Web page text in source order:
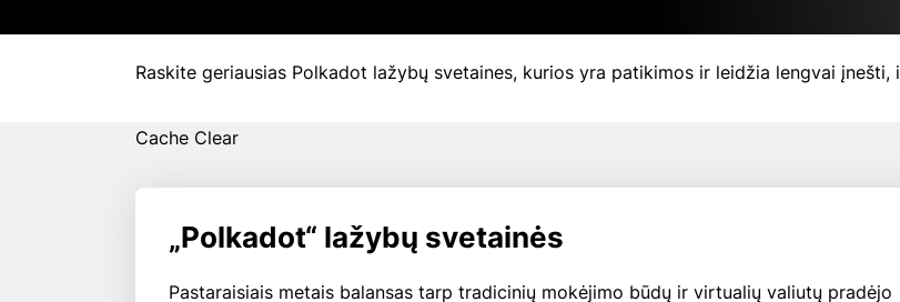
Raskite geriausias Polkadot lažybų svetaines, kurios yra patikimos ir leidžia lengvai
Cache Clear
„Polkadot“ lažybų svetainės
Pastaraisiais metais balansas tarp tradicinių mokėjimo būdų ir virtualių valiutų pradėjo